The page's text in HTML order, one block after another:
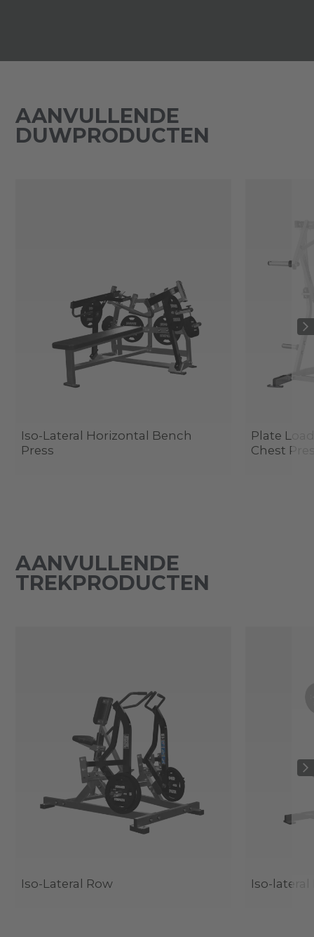
AANVULLENDE
DUWPRODUCTEN
Iso-Lateral Horizontal Bench
Press
Plate
Chest
AANVULLENDE
TREKPRODUCTEN
Iso-Lateral Row Iso-lateral